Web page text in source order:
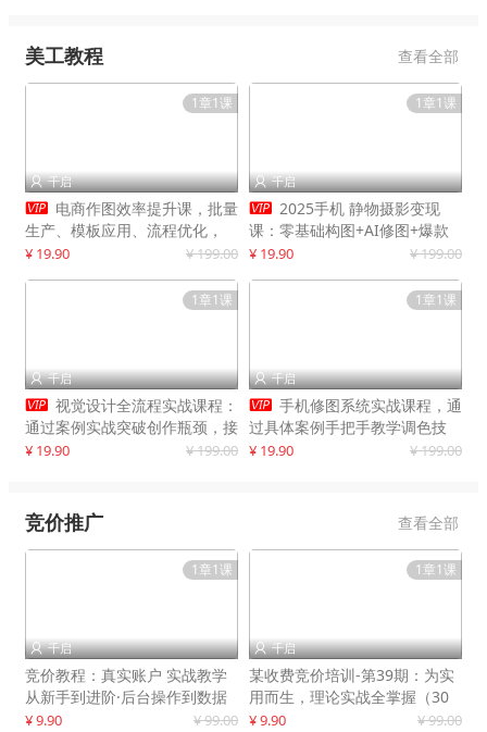
美工教程 查看全部
1章1课
 千启
 电商作图效率提升课，批量
生产、模板应用、流程优化，
20+细分品类实操案例，月赚3
¥ 19.90 ¥ 199.00
1章1课
 千启
 2025手机 静物摄影变现
课：零基础构图+AI修图+爆款
创作
¥ 19.90 ¥ 199.00
1章1课
 千启
 视觉设计全流程实战课程：
通过案例实战突破创作瓶颈，接
单月入20000+
¥ 19.90 ¥ 199.00
1章1课
 千启
 手机修图系统实战课程，通
过具体案例手把手教学调色技
巧，实现副业变现
¥ 19.90 ¥ 199.00
竞价推广 查看全部
1章1课
 千启
竞价教程：真实账户 实战教学
从新手到进阶·后台操作到数据
优化
¥ 9.90 ¥ 99.00
1章1课
 千启
某收费竞价培训-第39期：为实
用而生，理论实战全掌握（30
节课）
¥ 9.90 ¥ 99.00